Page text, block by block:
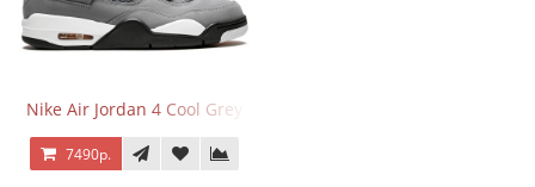
Nike Air Jordan 4 Cool Grey
7490р.